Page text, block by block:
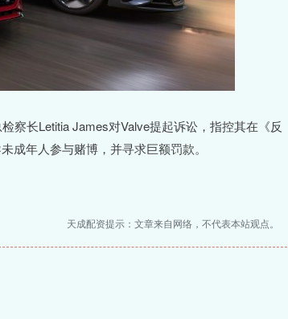
察长Letitia James对Valve提起诉讼，指控其在《反
成年人参与赌博，并寻求巨额罚款。
天成配资提示：文章来自网络，不代表本站观点。